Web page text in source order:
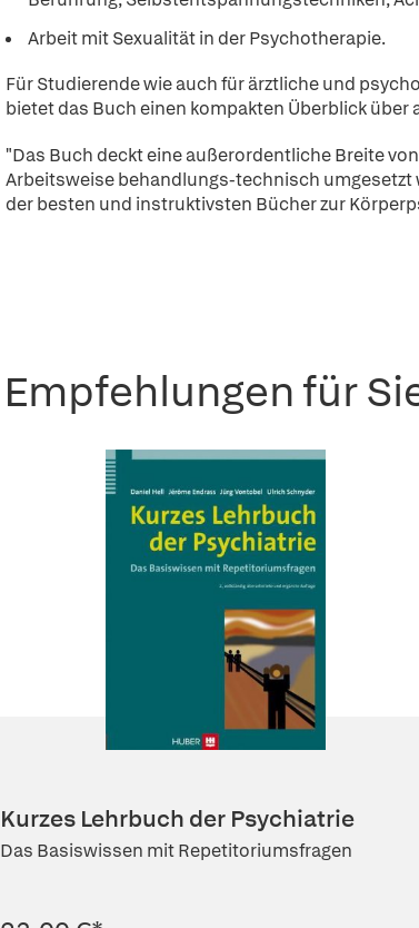
Arbeit mit Sexualität in der Psychotherapie.
Für Studierende wie auch für ärztliche und
bietet das Buch einen kompakten Überblick
"Das Buch deckt eine außerordentliche Breite
Arbeitsweise behandlungs-technisch umgesetzt
der besten und instruktivsten Bücher zur
Empfehlungen für
Kurzes Lehrbuch der Psychiatrie
Das Basiswissen mit Repetitoriumsfragen